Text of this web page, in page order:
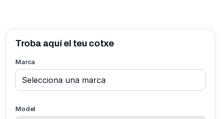
Troba aquí el teu cotxe
Marca
Model